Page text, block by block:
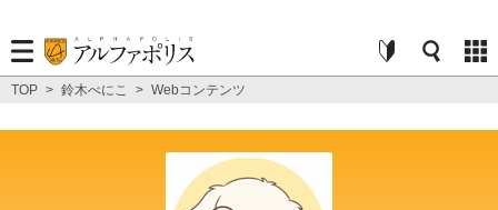
TOP > 鈴木べにこ > Webコンテンツ